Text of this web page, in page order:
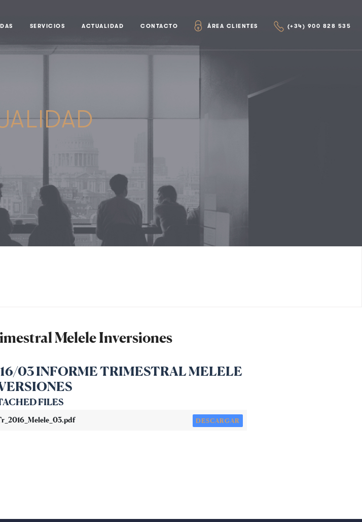
SERVICIOS ACTUALIDAD CONTACTO ÁREA CLIENTES (+34) 900 828 535
Melele Inversiones
03 INFORME TRIMESTRAL MELELE
FILES
DESCARGAR